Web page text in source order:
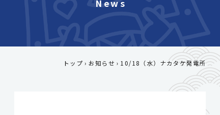
トップ お知らせ 10/18（水）ナカタケ発電所